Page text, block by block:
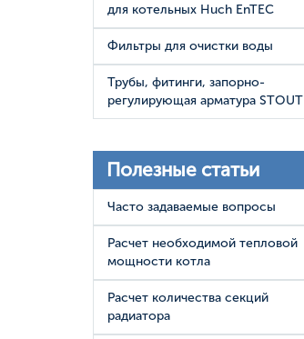
для котельных Huch EnTEC
Фильтры для очистки воды
Трубы, фитинги, запорно-
регулирующая арматура STOUT
Полезные статьи
Часто задаваемые вопросы
Расчет необходимой тепловой
мощности котла
Расчет количества секций
радиатора